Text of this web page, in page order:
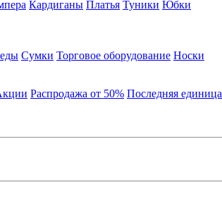
Кардиганы Платья Туники Юбки
Сумки Торговое оборудование Носки
Распродажа от 50% Последняя единица